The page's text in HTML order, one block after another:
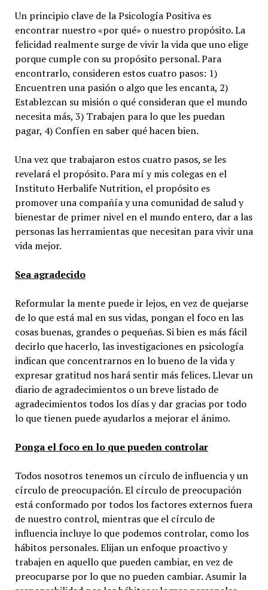
Un principio clave de la Psicología Positiva es
encontrar nuestro «por qué» o nuestro propósito. La
felicidad realmente surge de vivir la vida que uno elige
porque cumple con su propósito personal. Para
encontrarlo, consideren estos cuatro pasos: 1)
Encuentren una pasión o algo que les encanta, 2)
Establezcan su misión o qué consideran que el mundo
necesita más, 3) Trabajen para lo que les puedan
pagar, 4) Confíen en saber qué hacen bien.
Una vez que trabajaron estos cuatro pasos, se les
revelará el propósito. Para mí y mis colegas en el
Instituto Herbalife Nutrition, el propósito es
promover una compañía y una comunidad de salud y
bienestar de primer nivel en el mundo entero, dar a las
personas las herramientas que necesitan para vivir una
vida mejor.
Sea agradecido
Reformular la mente puede ir lejos, en vez de quejarse
de lo que está mal en sus vidas, pongan el foco en las
cosas buenas, grandes o pequeñas. Si bien es más fácil
decirlo que hacerlo, las investigaciones en psicología
indican que concentrarnos en lo bueno de la vida y
expresar gratitud nos hará sentir más felices. Llevar un
diario de agradecimientos o un breve listado de
agradecimientos todos los días y dar gracias por todo
lo que tienen puede ayudarlos a mejorar el ánimo.
Ponga el foco en lo que pueden controlar
Todos nosotros tenemos un círculo de influencia y un
círculo de preocupación. El círculo de preocupación
está conformado por todos los factores externos fuera
de nuestro control, mientras que el círculo de
influencia incluye lo que podemos controlar, como los
hábitos personales. Elijan un enfoque proactivo y
trabajen en aquello que pueden cambiar, en vez de
preocuparse por lo que no pueden cambiar. Asumir la